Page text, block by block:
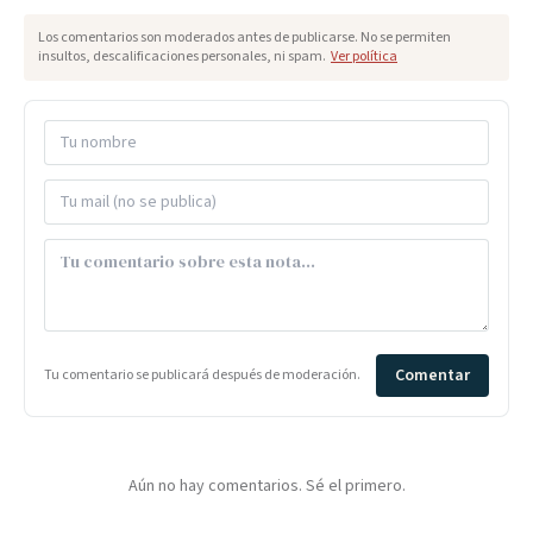
Los comentarios son moderados antes de publicarse. No se permiten
insultos, descalificaciones personales, ni spam. Ver política
Tu comentario se publicará después de moderación. Comentar
Aún no hay comentarios. Sé el primero.